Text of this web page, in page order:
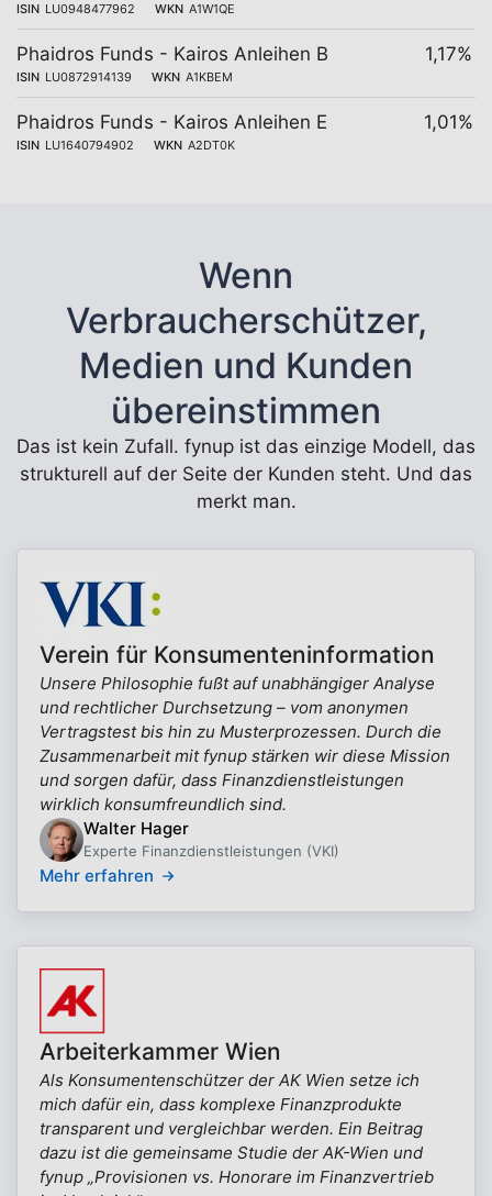
ISIN LU0948477962 WKN A1W1QE
Phaidros Funds - Kairos Anleihen B
ISIN LU0872914139 WKN A1KBEM
1,17%
Phaidros Funds - Kairos Anleihen E
ISIN LU1640794902 WKN A2DT0K
1,01%
Wenn
Verbraucherschützer,
Medien und Kunden
übereinstimmen
Das ist kein Zufall. fynup ist das einzige Modell, das
strukturell auf der Seite der Kunden steht. Und das
merkt man.
Verein für Konsumenteninformation
Unsere Philosophie fußt auf unabhängiger Analyse
und rechtlicher Durchsetzung – vom anonymen
Vertragstest bis hin zu Musterprozessen. Durch die
Zusammenarbeit mit fynup stärken wir diese Mission
und sorgen dafür, dass Finanzdienstleistungen
wirklich konsumfreundlich sind.
Walter Hager
Experte Finanzdienstleistungen (VKI)
Mehr erfahren
Arbeiterkammer Wien
Als Konsumentenschützer der AK Wien setze ich
mich dafür ein, dass komplexe Finanzprodukte
transparent und vergleichbar werden. Ein Beitrag
dazu ist die gemeinsame Studie der AK-Wien und
fynup „Provisionen vs. Honorare im Finanzvertrieb